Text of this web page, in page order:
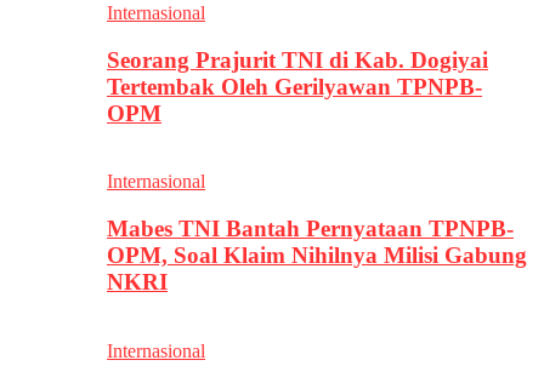
Internasional
Seorang Prajurit TNI di Kab. Dogiyai
Tertembak Oleh Gerilyawan TPNPB-
OPM
Internasional
Mabes TNI Bantah Pernyataan TPNPB-
OPM, Soal Klaim Nihilnya Milisi Gabung
NKRI
Internasional